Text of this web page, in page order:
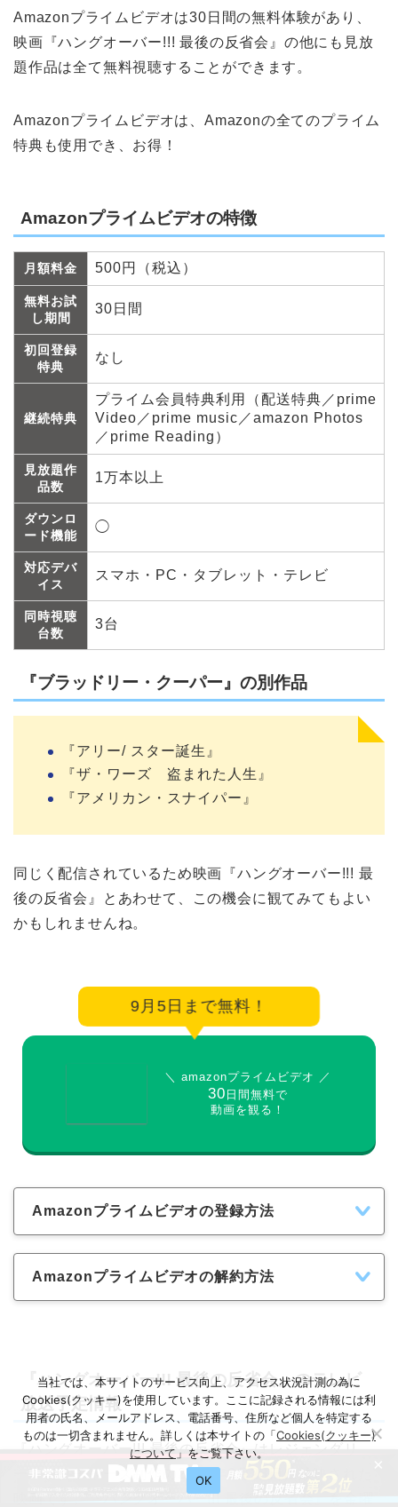
Amazonプライムビデオは30日間の無料体験があり、
映画『ハングオーバー!!! 最後の反省会』の他にも見放
題作品は全て無料視聴することができます。
Amazonプライムビデオは、Amazonの全てのプライム
特典も使用でき、お得！
Amazonプライムビデオの特徴
月額料金 500円（税込）
無料お試
し期間
30日間
初回登録
特典
なし
継続特典
プライム会員特典利用（配送特典／prime
Video／prime music／amazon Photos
／prime Reading）
見放題作
品数
1万本以上
ダウンロ
ード機能
◯
対応デバ
イス
スマホ・PC・タブレット・テレビ
同時視聴
台数
3台
『ブラッドリー・クーパー』の別作品
『アリー/ スター誕生』
『ザ・ワーズ 盗まれた人生』
『アメリカン・スナイパー』
同じく配信されているため映画『ハングオーバー!!! 最
後の反省会』とあわせて、この機会に観てみてもよい
かもしれませんね。
9月5日まで無料！
＼ amazonプライムビデオ ／
30 日間無料で
動画を観る！
Amazonプライムビデオの登録方法
Amazonプライムビデオの解約方法
『ハングオーバー!!! 最後の反省会』のテレビ
放送予定情報
『ハングオーバー!!! 最後の反省会』はレジェンダリ
ー・ピクチャーズ制作の2013年6月28日に放映された
映画です。『ハングオーバー!!! 最後の反省会』を金曜
当社では、本サイトのサービス向上、アクセス状況計測の為に
Cookies(クッキー)を使用しています。ここに記録される情報には利
用者の氏名、メールアドレス、電話番号、住所など個人を特定する
ものは一切含まれません。詳しくは本サイトの「Cookies(クッキー)
について 」をご覧下さい。
OK